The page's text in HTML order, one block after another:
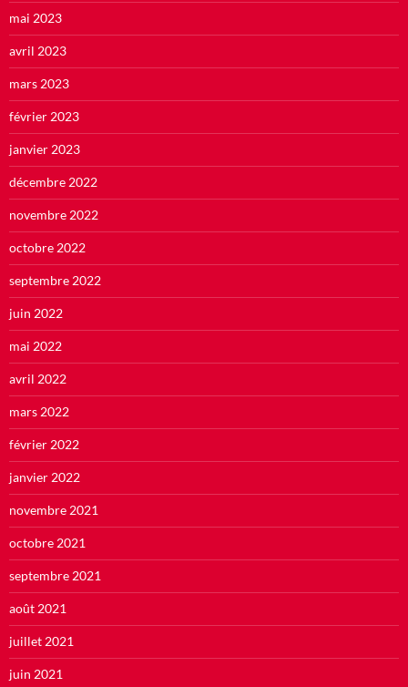
mai 2023
avril 2023
mars 2023
février 2023
janvier 2023
décembre 2022
novembre 2022
octobre 2022
septembre 2022
juin 2022
mai 2022
avril 2022
mars 2022
février 2022
janvier 2022
novembre 2021
octobre 2021
septembre 2021
août 2021
juillet 2021
juin 2021